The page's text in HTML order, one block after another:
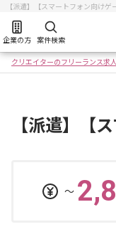
【派遣】【スマートフォン向け
企業の方 案件検索
クリエイターのフリーランス求
【派遣】【
〜